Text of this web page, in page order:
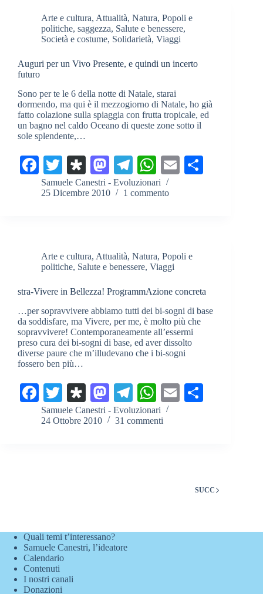
Arte e cultura, Attualità, Natura, Popoli e
politiche, saggezza, Salute e benessere,
Società e costume, Solidarietà, Viaggi
Auguri per un Vivo Presente, e quindi un incerto
futuro
Sono per te le 6 della notte di Natale, starai
dormendo, ma qui è il mezzogiorno di Natale, ho già
fatto colazione sulla spiaggia con frutta tropicale, ed
un bagno nel caldo Oceano di queste zone sotto il
sole splendente,…
Fa
ce
bo
T
wi
tte
Di
as
po
M
as
to
Te
le
gr
W
ha
ts
E
Samuele Canestri - Evoluzionari
25 Dicembre 2010
1 commento
Arte e cultura, Attualità, Natura, Popoli e
politiche, Salute e benessere, Viaggi
stra-Vivere in Bellezza! ProgrammAzione concreta
…per sopravvivere abbiamo tutti dei bi-sogni di base
da soddisfare, ma Vivere, per me, è molto più che
sopravvivere! Contemporaneamente all’essermi
preso cura dei bi-sogni di base, ed aver dissolto
diverse paure che m’illudevano che i bi-sogni
fossero ben più…
Fa
ce
bo
T
wi
tte
Di
as
po
M
as
to
Te
le
gr
W
ha
ts
E
Samuele Canestri - Evoluzionari
24 Ottobre 2010
31 commenti
SUCC
Quali temi t’interessano?
Samuele Canestri, l’ideatore
Calendario
Contenuti
I nostri canali
Donazioni